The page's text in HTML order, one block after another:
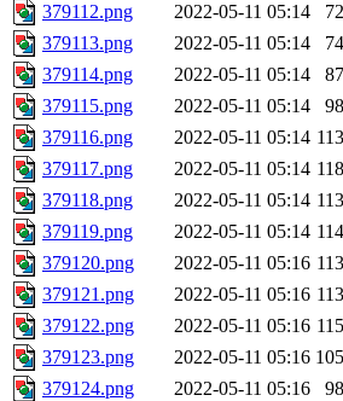
379112.png
2022-05-11 05:14
379113.png
2022-05-11 05:14
379114.png
2022-05-11 05:14
379115.png
2022-05-11 05:14
379116.png
2022-05-11 05:14
379117.png
2022-05-11 05:14
379118.png
2022-05-11 05:14
379119.png
2022-05-11 05:14
379120.png
2022-05-11 05:16
379121.png
2022-05-11 05:16
379122.png
2022-05-11 05:16
379123.png
2022-05-11 05:16
379124.png
2022-05-11 05:16